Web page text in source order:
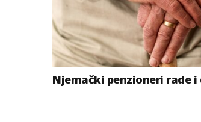
Njemački penzioneri rade i